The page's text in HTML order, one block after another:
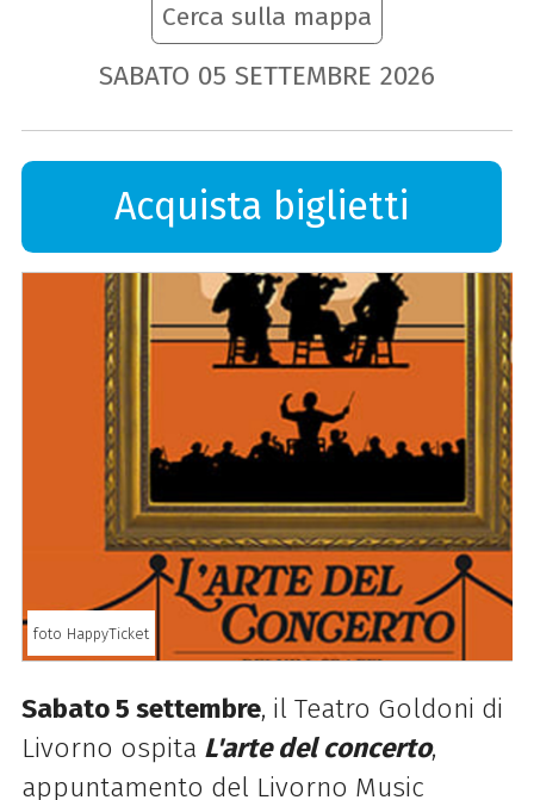
Cerca sulla mappa
SABATO 05 SETTEMBRE 2026
Acquista biglietti
foto HappyTicket
Sabato 5 settembre, il Teatro Goldoni di
Livorno ospita L'arte del concerto,
appuntamento del Livorno Music